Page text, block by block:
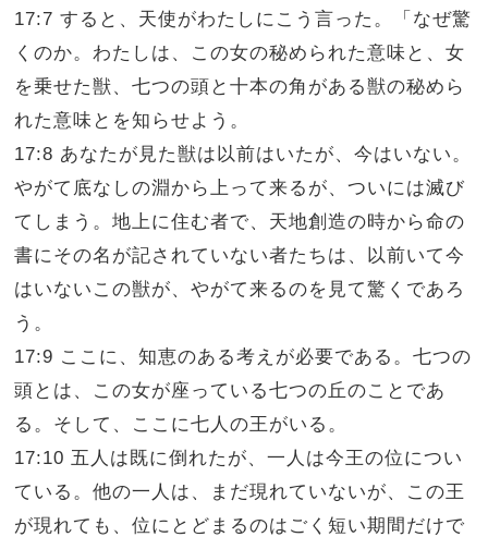
17:7 すると、天使がわたしにこう言った。「なぜ驚
くのか。わたしは、この女の秘められた意味と、女
を乗せた獣、七つの頭と十本の角がある獣の秘めら
れた意味とを知らせよう。
17:8 あなたが見た獣は以前はいたが、今はいない。
やがて底なしの淵から上って来るが、ついには滅び
てしまう。地上に住む者で、天地創造の時から命の
書にその名が記されていない者たちは、以前いて今
はいないこの獣が、やがて来るのを見て驚くであろ
う。
17:9 ここに、知恵のある考えが必要である。七つの
頭とは、この女が座っている七つの丘のことであ
る。そして、ここに七人の王がいる。
17:10 五人は既に倒れたが、一人は今王の位につい
ている。他の一人は、まだ現れていないが、この王
が現れても、位にとどまるのはごく短い期間だけで